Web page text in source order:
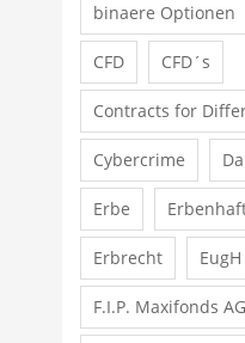
binaere Optionen
CFD CFD´s
Contracts for
Cybercrime
Erbe
Erbrecht EugH
F.I.P. Maxifonds